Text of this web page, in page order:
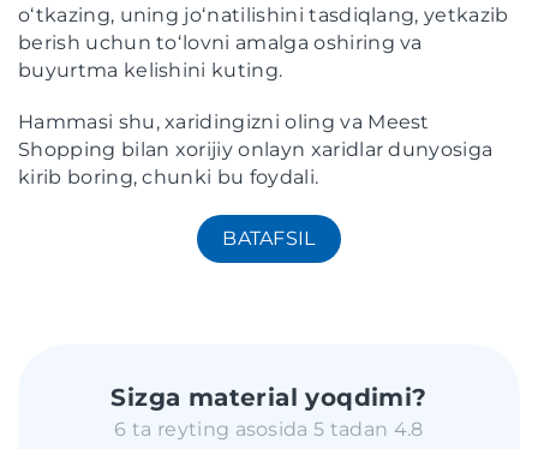
oʻtkazing, uning joʻnatilishini tasdiqlang, yetkazib
berish uchun toʻlovni amalga oshiring va
buyurtma kelishini kuting.
Hammasi shu, xaridingizni oling va Meest
Shopping bilan xorijiy onlayn xaridlar dunyosiga
kirib boring, chunki bu foydali.
BATAFSIL
Sizga material yoqdimi?
6 ta reyting asosida 5 tadan 4.8